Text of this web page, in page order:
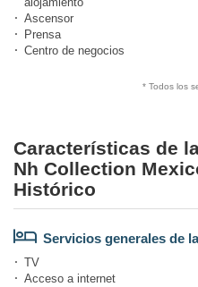
Ascensor
Prensa
Centro de negocios
* Todos los
Características de
Nh Collection
Histórico
Servicios generales de
TV
Acceso a internet